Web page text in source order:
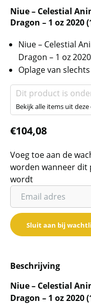
Niue – Celestial
Dragon – 1 oz 2020
Niue – Celestial
Dragon – 1 oz 2020
Oplage van
Dit product is
Bekijk alle items uit deze
€104,08
Voeg toe aan de
worden wanneer dit
wordt
Vul
je
email
adres
de
wachtlijst
voor
Sluit aan bij
Beschrijving
Niue – Celestial
Dragon – 1 oz 2020